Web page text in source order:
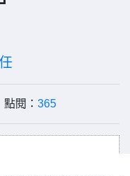
閱： 365